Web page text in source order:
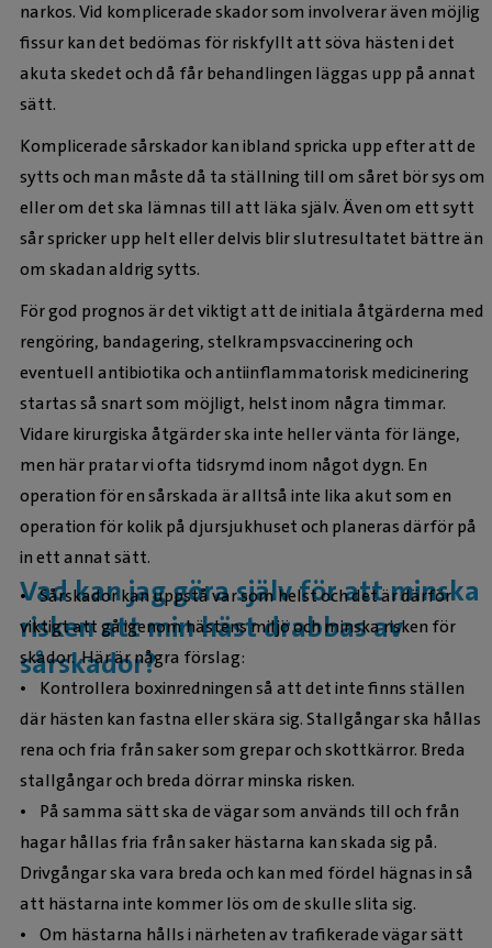
narkos. Vid komplicerade skador som involverar även möjlig
fissur kan det bedömas för riskfyllt att söva hästen i det
akuta skedet och då får behandlingen läggas upp på annat
sätt.
Komplicerade sårskador kan ibland spricka upp efter att de
sytts och man måste då ta ställning till om såret bör sys om
eller om det ska lämnas till att läka själv. Även om ett sytt
sår spricker upp helt eller delvis blir slutresultatet bättre än
om skadan aldrig sytts.
För god prognos är det viktigt att de initiala åtgärderna med
rengöring, bandagering, stelkrampsvaccinering och
eventuell antibiotika och antiinflammatorisk medicinering
startas så snart som möjligt, helst inom några timmar.
Vidare kirurgiska åtgärder ska inte heller vänta för länge,
men här pratar vi ofta tidsrymd inom något dygn. En
operation för en sårskada är alltså inte lika akut som en
operation för kolik på djursjukhuset och planeras därför på
in ett annat sätt.
Vad kan jag göra själv för att minska
risken att min häst drabbas av
sårskador?
• Sårskador kan uppstå var som helst och det är därför
viktigt att gå igenom hästens miljö och minska risken för
skador. Här är några förslag:
• Kontrollera boxinredningen så att det inte finns ställen
där hästen kan fastna eller skära sig. Stallgångar ska hållas
rena och fria från saker som grepar och skottkärror. Breda
stallgångar och breda dörrar minska risken.
• På samma sätt ska de vägar som används till och från
hagar hållas fria från saker hästarna kan skada sig på.
Drivgångar ska vara breda och kan med fördel hägnas in så
att hästarna inte kommer lös om de skulle slita sig.
• Om hästarna hålls i närheten av trafikerade vägar sätt